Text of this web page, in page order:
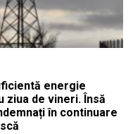
energie
ziua de vineri. Însă
în continuare